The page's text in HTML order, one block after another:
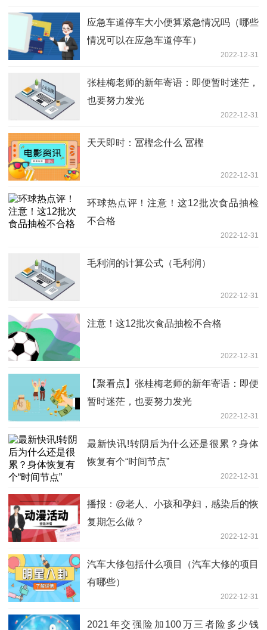
应急车道停车大小便算紧急情况吗（哪些
情况可以在应急车道停车）
2022-12-31
张桂梅老师的新年寄语：即便暂时迷茫，
也要努力发光
2022-12-31
天天即时：冨樫念什么 冨樫
2022-12-31
环球热点评！注意！这12批次食品抽检
不合格
2022-12-31
毛利润的计算公式（毛利润）
2022-12-31
注意！这12批次食品抽检不合格
2022-12-31
【聚看点】张桂梅老师的新年寄语：即便
暂时迷茫，也要努力发光
2022-12-31
最新快讯!转阴后为什么还是很累？身体
恢复有个“时间节点”
2022-12-31
播报：@老人、小孩和孕妇，感染后的恢
复期怎么做？
2022-12-31
汽车大修包括什么项目（汽车大修的项目
有哪些）
2022-12-31
2021年交强险加100万三者险多少钱